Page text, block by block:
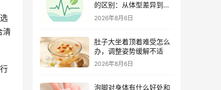
清
的区别：从体型差异到购
物避坑指南
2026年8月6日
肚子大坐着顶着难受怎么
办，调整姿势缓解不适
2026年8月6日
泡脚对身体有什么好处和